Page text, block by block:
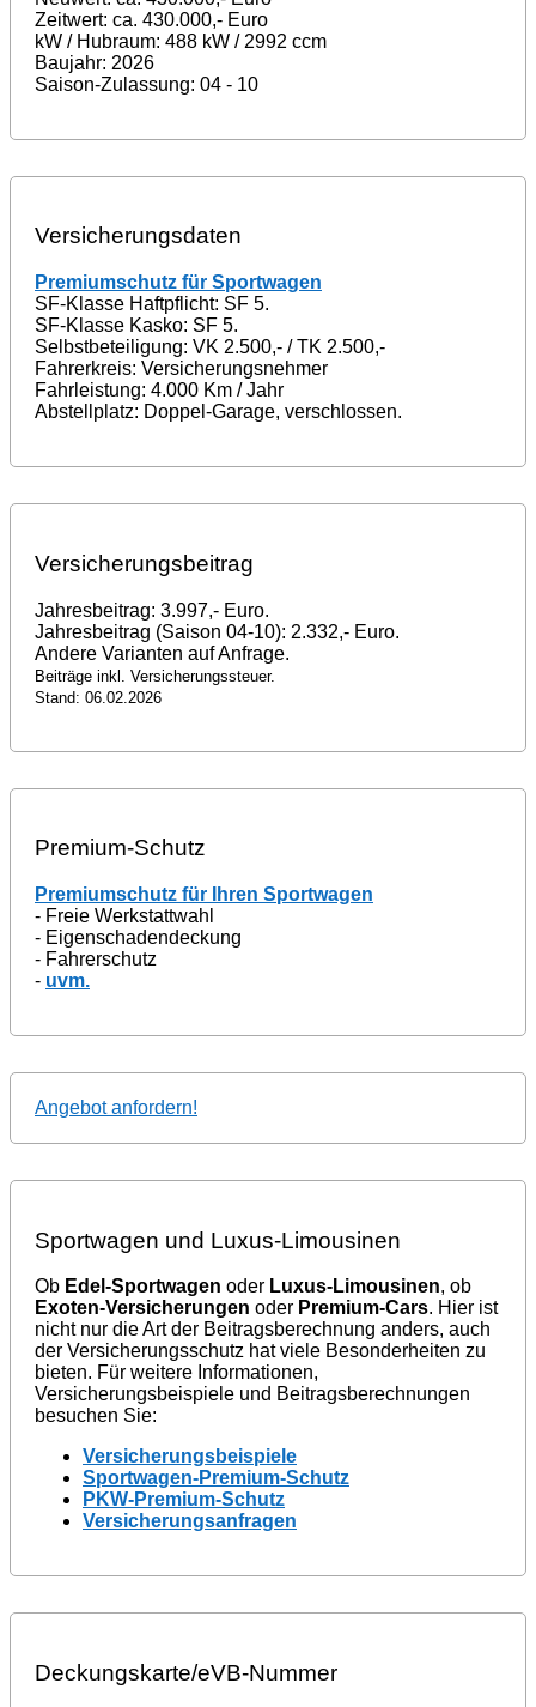
Zeitwert: ca. 430.000,- Euro
kW / Hubraum: 488 kW / 2992 ccm
Baujahr: 2026
Saison-Zulassung: 04 - 10
Versicherungsdaten
Premiumschutz für Sportwagen
SF-Klasse Haftpflicht: SF 5.
SF-Klasse Kasko: SF 5.
Selbstbeteiligung: VK 2.500,- / TK 2.500,-
Fahrerkreis: Versicherungsnehmer
Fahrleistung: 4.000 Km / Jahr
Abstellplatz: Doppel-Garage, verschlossen.
Versicherungsbeitrag
Jahresbeitrag: 3.997,- Euro.
Jahresbeitrag (Saison 04-10): 2.332,- Euro.
Andere Varianten auf Anfrage.
Beiträge inkl. Versicherungssteuer.
Stand: 06.02.2026
Premium-Schutz
Premiumschutz für Ihren Sportwagen
- Freie Werkstattwahl
- Eigenschadendeckung
- Fahrerschutz
- uvm.
Angebot anfordern!
Sportwagen und Luxus-Limousinen
Ob Edel-Sportwagen oder Luxus-Limousinen, ob
Exoten-Versicherungen oder Premium-Cars. Hier ist
nicht nur die Art der Beitragsberechnung anders, auch
der Versicherungsschutz hat viele Besonderheiten zu
bieten. Für weitere Informationen,
Versicherungsbeispiele und Beitragsberechnungen
besuchen Sie:
Versicherungsbeispiele
Sportwagen-Premium-Schutz
PKW-Premium-Schutz
Versicherungsanfragen
Deckungskarte/eVB-Nummer